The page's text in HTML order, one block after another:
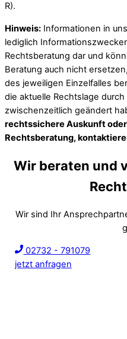
R).
Hinweis: Informationen in
lediglich
Rechtsberatung dar und
Beratung auch nicht
des jeweiligen Einzelfalles
die aktuelle Rechtslage
zwischenzeitlich geändert
rechtssichere Auskunft
Rechtsberatung,
Wir beraten und
Wir sind Ihr
02732 - 791079
jetzt anfragen